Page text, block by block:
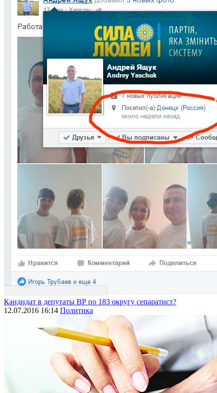
Кандидат в депутаты ВР по 183 округу сепаратист?
12.07.2016 16:14 Политика